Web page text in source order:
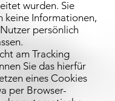
wurden. Sie
keine Informationen,
persönlich
am Tracking
Sie das hierfür
eines Cookies
per Browser-